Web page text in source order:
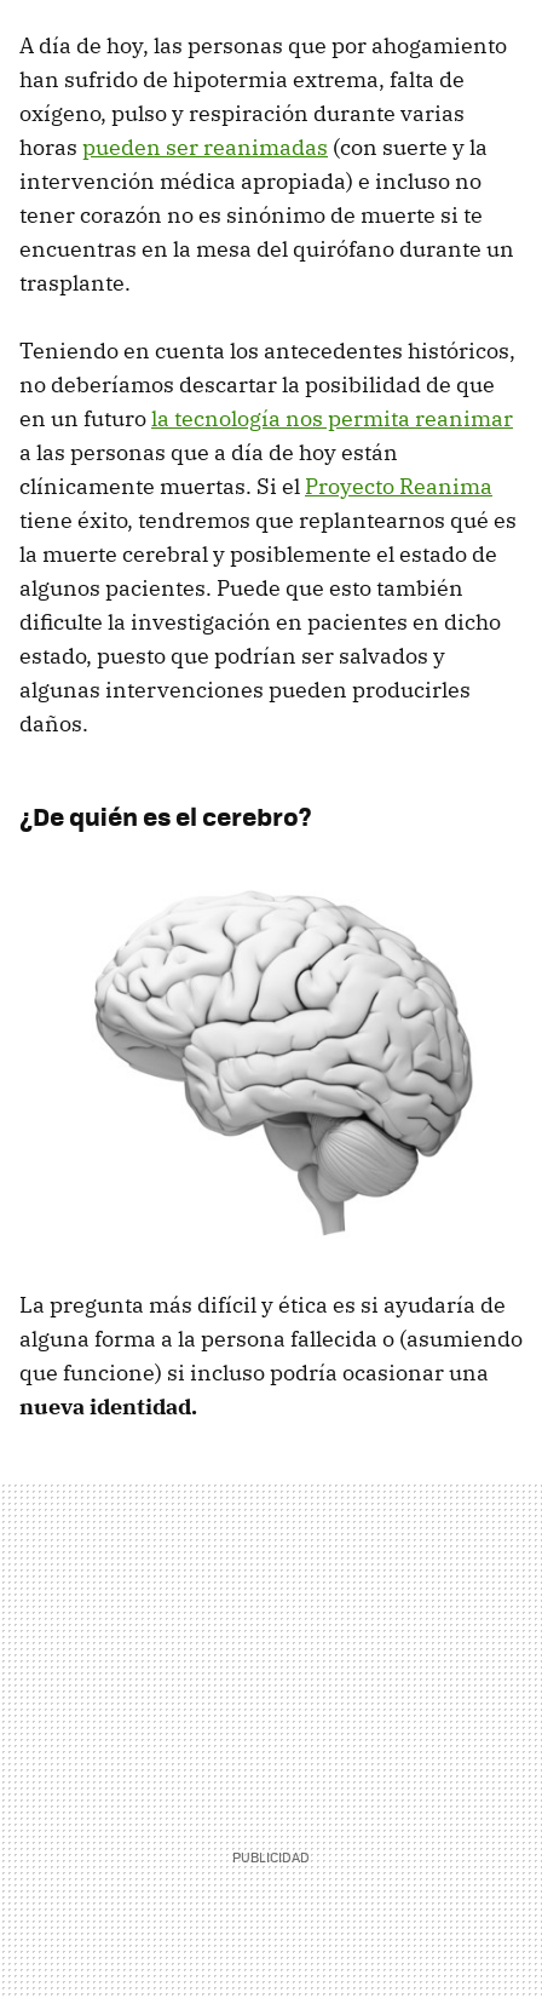
A día de hoy, las personas que por ahogamiento
han sufrido de hipotermia extrema, falta de
oxígeno, pulso y respiración durante varias
horas pueden ser reanimadas (con suerte y la
intervención médica apropiada) e incluso no
tener corazón no es sinónimo de muerte si te
encuentras en la mesa del quirófano durante un
trasplante.
Teniendo en cuenta los antecedentes históricos,
no deberíamos descartar la posibilidad de que
en un futurola tecnología nos permita reanimar
a las personas que a día de hoy están
clínicamente muertas. Si el Proyecto Reanima
tiene éxito, tendremos que replantearnos qué es
la muerte cerebral y posiblemente el estado de
algunos pacientes. Puede que esto también
dificulte la investigación en pacientes en dicho
estado, puesto que podrían ser salvados y
algunas intervenciones pueden producirles
daños.
¿De quién es el cerebro?
La pregunta más difícil y ética es si ayudaría de
alguna forma a la persona fallecida o (asumiendo
que funcione) si incluso podría ocasionar una
nueva identidad.